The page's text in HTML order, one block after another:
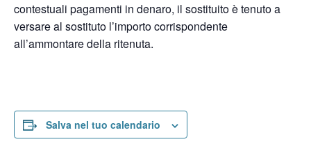
contestuali pagamenti in denaro, il sostituito è tenuto a
versare al sostituto l’importo corrispondente
all’ammontare della ritenuta.
Salva nel tuo calendario